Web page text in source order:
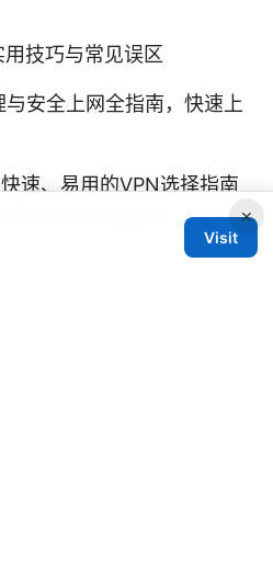
技巧与常见误区
安全上网全指南，快速上
速、易用的VPN选择指南
解决方案深度解析与实战 ×
Visit